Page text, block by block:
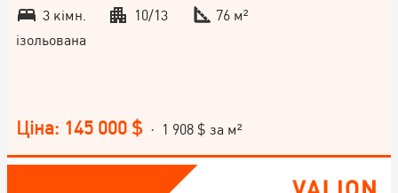
3 кімн.
10/13
76 м²
ізольована
Ціна: 145 000 $ · 1 908 $ за м²